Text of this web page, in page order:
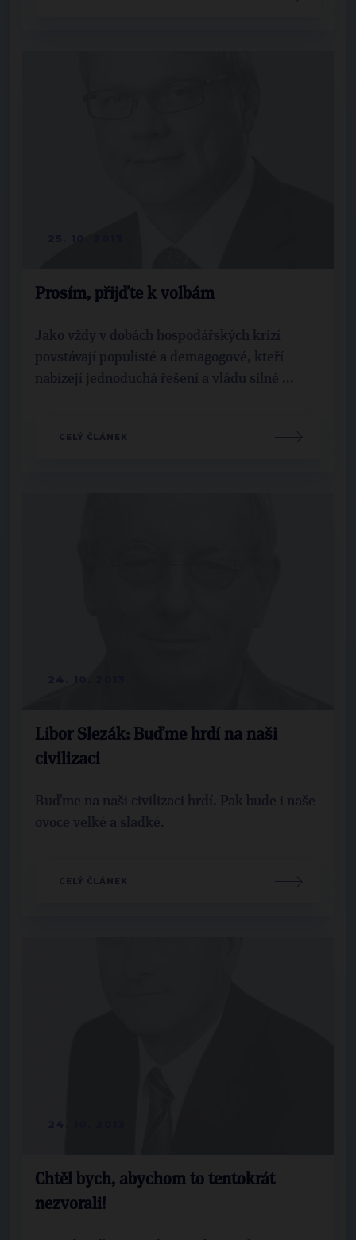
Prosím, přijďte k volbám
Jako vždy v dobách hospodářských krizí
povstávají populisté a demagogové, kteří
nabízejí jednoduchá řešení a vládu silné ...
CELÝ ČLÁNEK
Libor Slezák: Buďme hrdí na naši
civilizaci
Buďme na naši civilizaci hrdí. Pak bude i naše
ovoce velké a sladké.
CELÝ ČLÁNEK
Chtěl bych, abychom to tentokrát
nezvorali!